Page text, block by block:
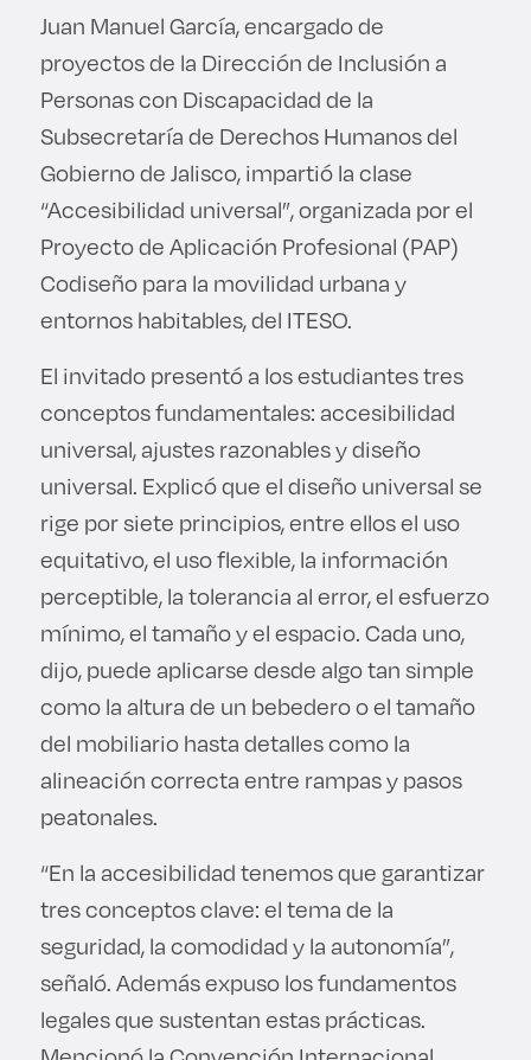
Juan Manuel García, encargado de
proyectos de la Dirección de Inclusión a
Personas con Discapacidad de la
Subsecretaría de Derechos Humanos del
Gobierno de Jalisco, impartió la clase
“Accesibilidad universal”, organizada por el
Proyecto de Aplicación Profesional (PAP)
Codiseño para la movilidad urbana y
entornos habitables, del ITESO.
El invitado presentó a los estudiantes tres
conceptos fundamentales: accesibilidad
universal, ajustes razonables y diseño
universal. Explicó que el diseño universal se
rige por siete principios, entre ellos el uso
equitativo, el uso flexible, la información
perceptible, la tolerancia al error, el esfuerzo
mínimo, el tamaño y el espacio. Cada uno,
dijo, puede aplicarse desde algo tan simple
como la altura de un bebedero o el tamaño
del mobiliario hasta detalles como la
alineación correcta entre rampas y pasos
peatonales.
“En la accesibilidad tenemos que garantizar
tres conceptos clave: el tema de la
seguridad, la comodidad y la autonomía”,
señaló. Además expuso los fundamentos
legales que sustentan estas prácticas.